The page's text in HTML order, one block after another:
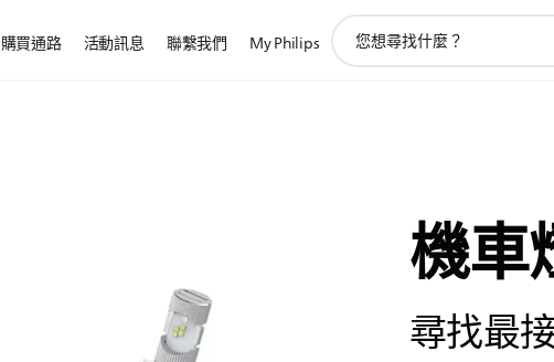
購買通路 活動訊息 聯繫我們 My Philips
機車
尋找最